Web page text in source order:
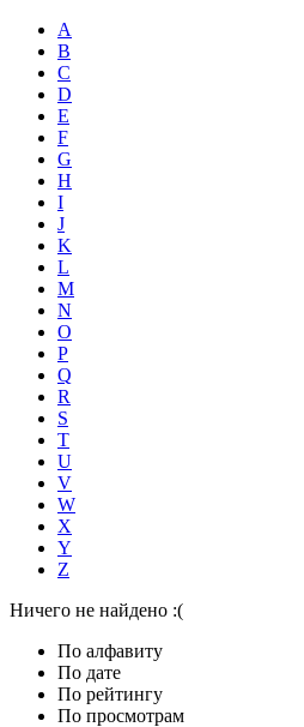
A
B
C
D
E
F
G
H
I
J
K
L
M
N
O
P
Q
R
S
T
U
V
W
X
Y
Z
Ничего не найдено :(
По алфавиту
По дате
По рейтингу
По просмотрам